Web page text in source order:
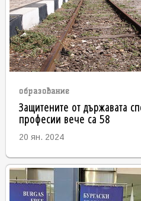
образование
Защитените от държавата
професии вече са 58
20 ян. 2024